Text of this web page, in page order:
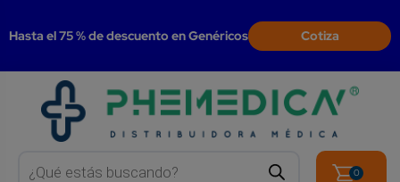
Hasta el 75 % de descuento en Genéricos Cotiza
search 0